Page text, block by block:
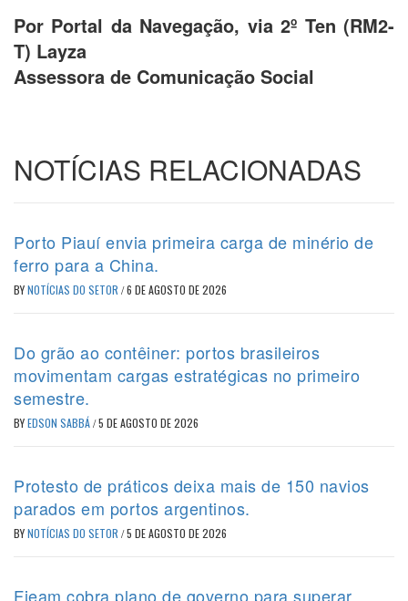
Por Portal da Navegação, via 2º Ten (RM2-
T) Layza
Assessora de Comunicação Social
NOTÍCIAS RELACIONADAS
Porto Piauí envia primeira carga de minério de
ferro para a China.
BYNOTÍCIAS DO SETOR /6 DE AGOSTO DE 2026
Do grão ao contêiner: portos brasileiros
movimentam cargas estratégicas no primeiro
semestre.
BYEDSON SABBÁ/5 DE AGOSTO DE 2026
Protesto de práticos deixa mais de 150 navios
parados em portos argentinos.
BYNOTÍCIAS DO SETOR /5 DE AGOSTO DE 2026
Fieam cobra plano de governo para superar